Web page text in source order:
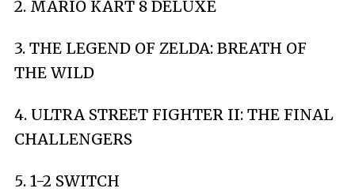
2. MARIO KART 8 DELUXE
3. THE LEGEND OF ZELDA: BREATH OF
THE WILD
4. ULTRA STREET FIGHTER II: THE FINAL
CHALLENGERS
5. 1-2 SWITCH